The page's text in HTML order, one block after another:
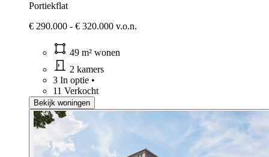
Portiekflat
€ 290.000 - € 320.000 v.o.n.
49 m² wonen
2 kamers
3 In optie •
11 Verkocht
Bekijk woningen